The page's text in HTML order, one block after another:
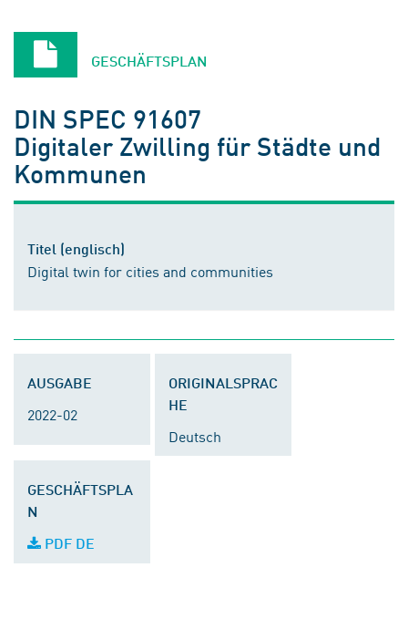
GESCHÄFTSPLAN
DIN SPEC 91607
Digitaler Zwilling für Städte und
Kommunen
Titel (englisch)
Digital twin for cities and communities
AUSGABE
2022-02
ORIGINALSPRAC
HE
Deutsch
GESCHÄFTSPLA
N
PDF DE